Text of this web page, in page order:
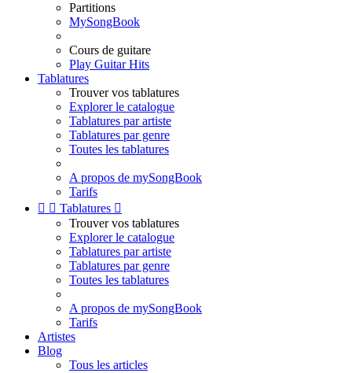
Partitions
MySongBook
Cours de guitare
Play Guitar Hits
Tablatures
Trouver vos tablatures
Explorer le catalogue
Tablatures par artiste
Tablatures par genre
Toutes les tablatures
A propos de mySongBook
Tarifs
  Tablatures 
Trouver vos tablatures
Explorer le catalogue
Tablatures par artiste
Tablatures par genre
Toutes les tablatures
A propos de mySongBook
Tarifs
Artistes
Blog
Tous les articles